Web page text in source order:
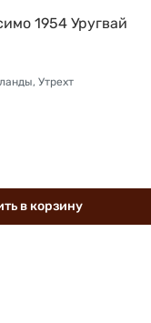
1954 Уругвай
Утрехт
вкорзину